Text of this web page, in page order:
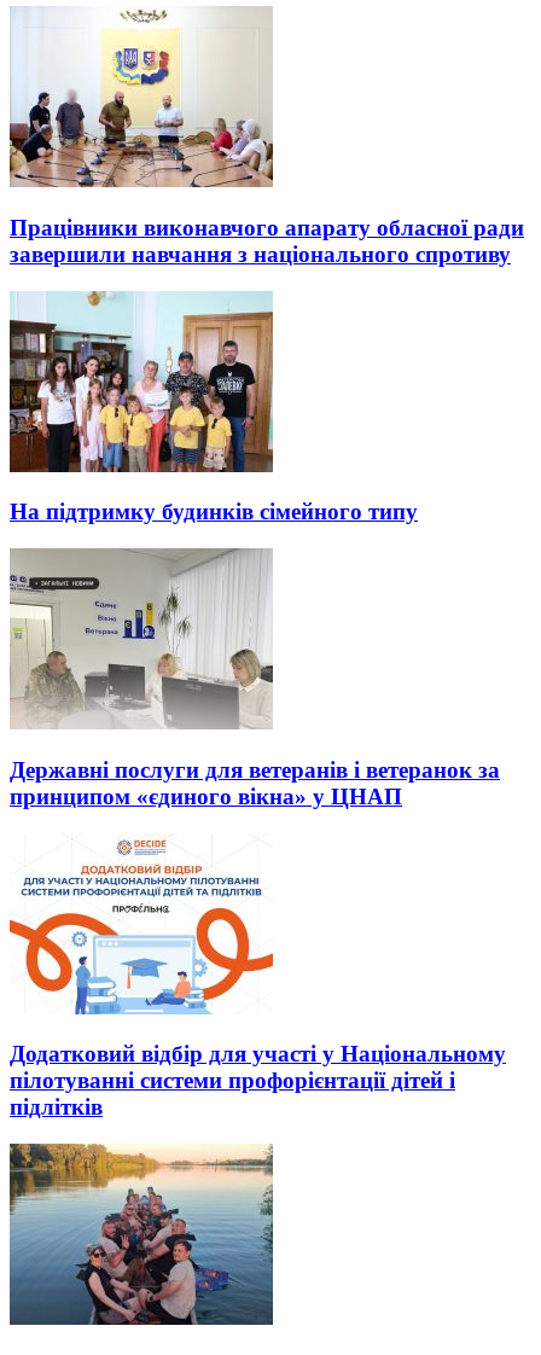
Працівники виконавчого апарату обласної ради
завершили навчання з національного спротиву
На підтримку будинків сімейного типу
Державні послуги для ветеранів і ветеранок за
принципом «єдиного вікна» у ЦНАП
Додатковий відбір для участі у Національному
пілотуванні системи профорієнтації дітей і
підлітків